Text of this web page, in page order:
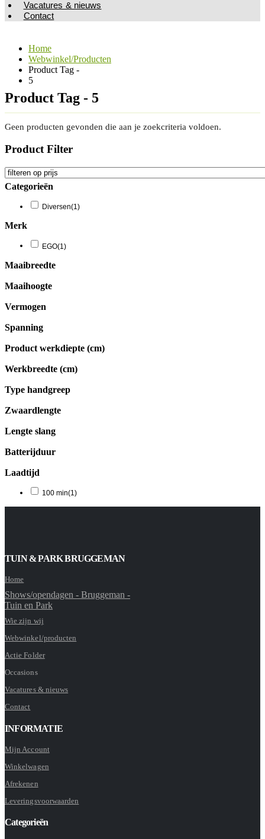
Vacatures & nieuws
Contact
Home
Webwinkel/Producten
Product Tag -
5
Product Tag - 5
Geen producten gevonden die aan je zoekcriteria voldoen.
Product Filter
Categorieën
Diversen(1)
Merk
EGO(1)
Maaibreedte
Maaihoogte
Vermogen
Spanning
Product werkdiepte (cm)
Werkbreedte (cm)
Type handgreep
Zwaardlengte
Lengte slang
Batterijduur
Laadtijd
100 min(1)
TUIN & PARK BRUGGEMAN
Home
Shows/opendagen - Bruggeman -
Tuin en Park
Wie zijn wij
Webwinkel/producten
Actie Folder
Occasions
Vacatures & nieuws
Contact
INFORMATIE
Mijn Account
Winkelwagen
Afrekenen
Leveringsvoorwaarden
Categorieën